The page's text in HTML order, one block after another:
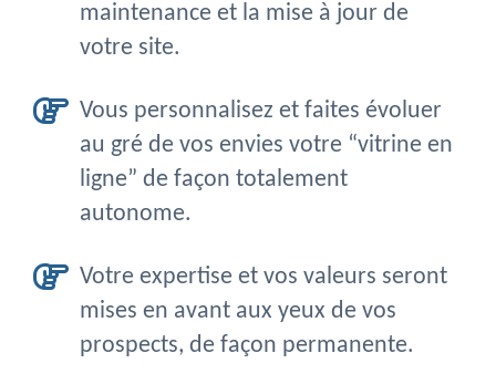
maintenance et la mise à jour de
votre site.
Vous personnalisez et faites évoluer
au gré de vos envies votre “vitrine en
ligne” de façon totalement
autonome.
Votre expertise et vos valeurs seront
mises en avant aux yeux de vos
prospects, de façon permanente.